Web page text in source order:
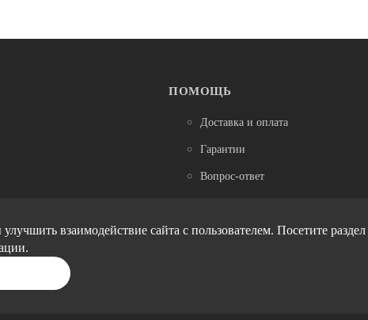
данных
ПОМОЩЬ
Доставка и оплата
Гарантии
Вопрос-ответ
Как выбрать размер
взаимодействие сайта с пользователем. Посетите раздел